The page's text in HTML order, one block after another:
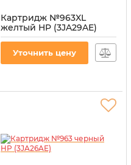
Картридж №963XL
желтый HP (3JA29AE)
Артикул:CI-HP-3JA29AE-Y
Уточнить цену